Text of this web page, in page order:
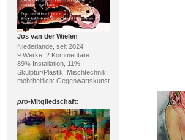
Jos van der Wielen
Niederlande, seit 2024
9 Werke, 2 Kommentare
89% Installation, 11%
Skulptur/Plastik; Mischtechnik;
mehrheitlich: Gegenwartskunst
pro-Mitgliedschaft: